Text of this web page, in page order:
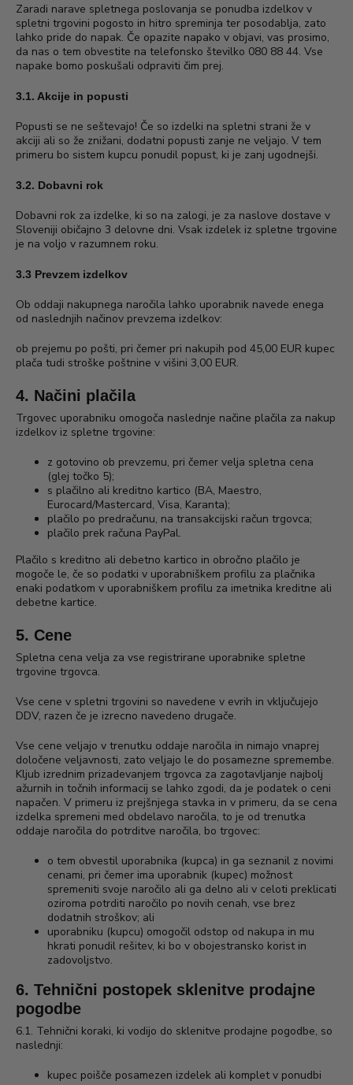
Zaradi narave spletnega poslovanja se ponudba izdelkov v
spletni trgovini pogosto in hitro spreminja ter posodablja, zato
lahko pride do napak. Če opazite napako v objavi, vas prosimo,
da nas o tem obvestite na telefonsko številko 080 88 44. Vse
napake bomo poskušali odpraviti čim prej.
3.1. Akcije in popusti
Popusti se ne seštevajo! Če so izdelki na spletni strani že v
akciji ali so že znižani, dodatni popusti zanje ne veljajo. V tem
primeru bo sistem kupcu ponudil popust, ki je zanj ugodnejši.
3.2. Dobavni rok
Dobavni rok za izdelke, ki so na zalogi, je za naslove dostave v
Sloveniji običajno 3 delovne dni. Vsak izdelek iz spletne trgovine
je na voljo v razumnem roku.
3.3 Prevzem izdelkov
Ob oddaji nakupnega naročila lahko uporabnik navede enega
od naslednjih načinov prevzema izdelkov:
ob prejemu po pošti, pri čemer pri nakupih pod 45,00 EUR kupec
plača tudi stroške poštnine v višini 3,00 EUR.
4. Načini plačila
Trgovec uporabniku omogoča naslednje načine plačila za nakup
izdelkov iz spletne trgovine:
z gotovino ob prevzemu, pri čemer velja spletna cena
(glej točko 5);
s plačilno ali kreditno kartico (BA, Maestro,
Eurocard/Mastercard, Visa, Karanta);
plačilo po predračunu, na transakcijski račun trgovca;
plačilo prek računa PayPal.
Plačilo s kreditno ali debetno kartico in obročno plačilo je
mogoče le, če so podatki v uporabniškem profilu za plačnika
enaki podatkom v uporabniškem profilu za imetnika kreditne ali
debetne kartice.
5. Cene
Spletna cena velja za vse registrirane uporabnike spletne
trgovine trgovca.
Vse cene v spletni trgovini so navedene v evrih in vključujejo
DDV, razen če je izrecno navedeno drugače.
Vse cene veljajo v trenutku oddaje naročila in nimajo vnaprej
določene veljavnosti, zato veljajo le do posamezne spremembe.
Kljub izrednim prizadevanjem trgovca za zagotavljanje najbolj
ažurnih in točnih informacij se lahko zgodi, da je podatek o ceni
napačen. V primeru iz prejšnjega stavka in v primeru, da se cena
izdelka spremeni med obdelavo naročila, to je od trenutka
oddaje naročila do potrditve naročila, bo trgovec:
o tem obvestil uporabnika (kupca) in ga seznanil z novimi
cenami, pri čemer ima uporabnik (kupec) možnost
spremeniti svoje naročilo ali ga delno ali v celoti preklicati
oziroma potrditi naročilo po novih cenah, vse brez
dodatnih stroškov; ali
uporabniku (kupcu) omogočil odstop od nakupa in mu
hkrati ponudil rešitev, ki bo v obojestransko korist in
zadovoljstvo.
6. Tehnični postopek sklenitve prodajne
pogodbe
6.1. Tehnični koraki, ki vodijo do sklenitve prodajne pogodbe, so
naslednji:
kupec poišče posamezen izdelek ali komplet v ponudbi